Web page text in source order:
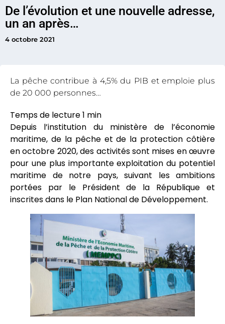
De l’évolution et une nouvelle adresse,
un an après…
4 octobre 2021
La pêche contribue à 4,5% du PIB et emploie plus
de 20 000 personnes…
Depuis l’institution du ministère de l’économie
maritime, de la pêche et de la protection côtière
en octobre 2020, des activités sont mises en œuvre
pour une plus importante exploitation du potentiel
maritime de notre pays, suivant les ambitions
portées par le Président de la République et
inscrites dans le Plan National de Développement.